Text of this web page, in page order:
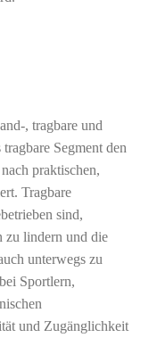
, tragbare und
Segment den
praktischen,
Tragbare
sind,
zu lindern und die
unterwegs zu
Sportlern,
und Zugänglichkeit